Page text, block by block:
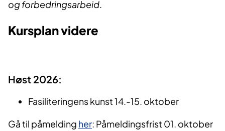
og forbedringsarbeid.
Kursplan videre
Høst 2026:
Fasiliteringens kunst 14.-15. oktober
Gå til påmelding her: Påmeldingsfrist 01. oktober